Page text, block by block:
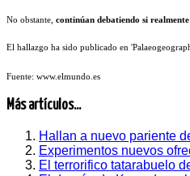
No obstante, continúan debatiendo si
El hallazgo ha sido publicado en
Fuente: www.elmundo.es
Más artículos...
Hallan a nuevo pariente
Experimentos nuevos
El terrorifico tatarabuelo